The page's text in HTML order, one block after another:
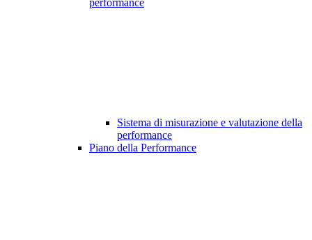
performance
Sistema di misurazione e valutazione della
performance
Piano della Performance